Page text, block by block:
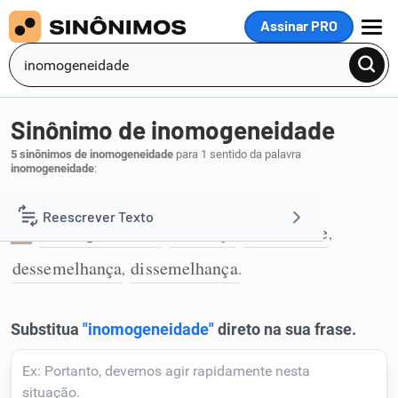
Assinar PRO
MENU
Reescrever Texto
Resumir Texto
Detector de IA
Sinônimo de inomogeneidade
5 sinônimos de inomogeneidade para 1 sentido da palavra
inomogeneidade:
Característica do que é heterogêneo:
diversidade,
dessemelhança, dissemelhança.